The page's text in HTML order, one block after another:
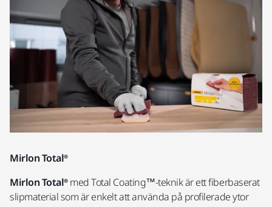
Mirlon Total®
Mirlon Total®med Total Coating™-teknik är ett fiberbaserat
slipmaterial som är enkelt att använda på profilerade ytor